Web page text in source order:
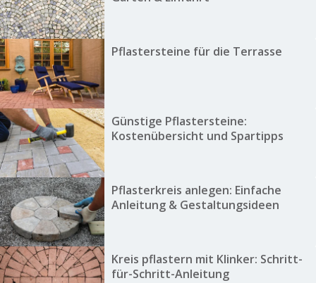
Pflastersteine für die Terrasse
Günstige Pflastersteine:
Kostenübersicht und Spartipps
Pflasterkreis anlegen: Einfache
Anleitung & Gestaltungsideen
Kreis pflastern mit Klinker: Schritt-
für-Schritt-Anleitung